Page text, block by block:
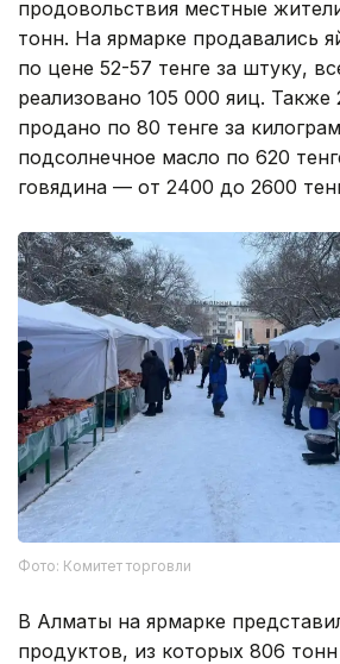
продовольствия местные
тонн. На ярмарке продавались
по цене 52-57 тенге за штуку,
реализовано 105 000 яиц. Также
продано по 80 тенге за
подсолнечное масло по 620
говядина — от 2400 до 2600
Фото: Комитет торговли
В Алматы на ярмарке
продуктов, из которых 806